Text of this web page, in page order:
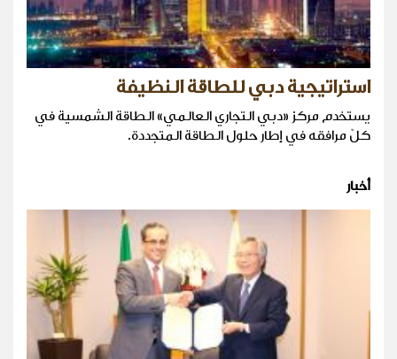
استراتيجية دبي للطاقة النظيفة
يستخدم مركز «دبي التجاري العالمي» الطاقة الشمسية في
كلّ مرافقه في إطار حلول الطاقة المتجددة.
أخبار